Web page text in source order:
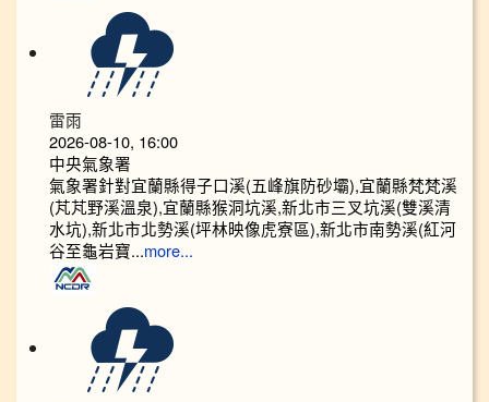
雷雨
2026-08-10, 16:00
中央氣象署
氣象署針對宜蘭縣得子口溪(五峰旗防砂壩),宜蘭縣梵梵溪
(芃芃野溪溫泉),宜蘭縣猴洞坑溪,新北市三叉坑溪(雙溪清
水坑),新北市北勢溪(坪林映像虎寮區),新北市南勢溪(紅河
谷至龜岩寶...more...